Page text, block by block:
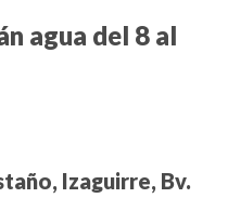
agua del 8 al
Izaguirre, Bv.